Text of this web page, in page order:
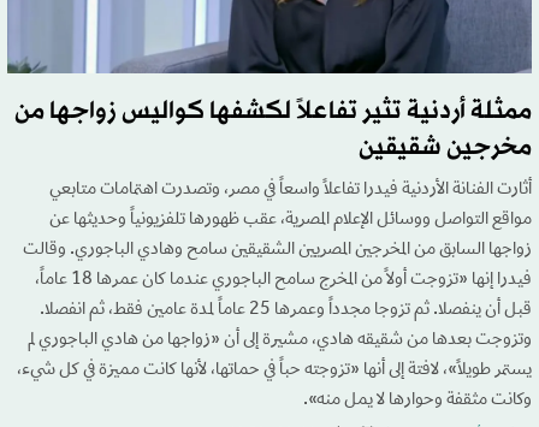
ممثلة أردنية تثير تفاعلاً لكشفها كواليس زواجها من
مخرجين شقيقين
أثارت الفنانة الأردنية فيدرا تفاعلاً واسعاً في مصر، وتصدرت اهتمامات متابعي
مواقع التواصل ووسائل الإعلام المصرية، عقب ظهورها تلفزيونياً وحديثها عن
زواجها السابق من المخرجين المصريين الشقيقين سامح وهادي الباجوري. وقالت
فيدرا إنها «تزوجت أولاً من المخرج سامح الباجوري عندما كان عمرها 18 عاماً،
قبل أن ينفصلا. ثم تزوجا مجدداً وعمرها 25 عاماً لمدة عامين فقط، ثم انفصلا.
وتزوجت بعدها من شقيقه هادي، مشيرة إلى أن «زواجها من هادي الباجوري لم
يستمر طويلاً»، لافتة إلى أنها «تزوجته حباً في حماتها، لأنها كانت مميزة في كل شيء،
وكانت مثقفة وحوارها لا يمل منه».